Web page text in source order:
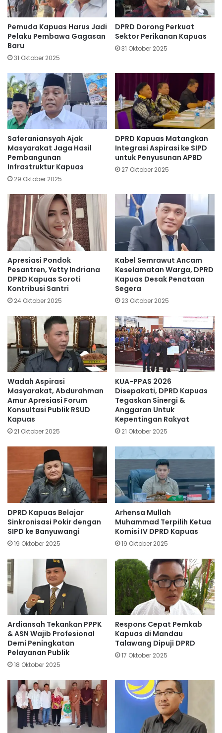
Pemuda Kapuas Harus Jadi
Pelaku Pembawa Gagasan
Baru
31 Oktober 2025
DPRD Dorong Perkuat
Sektor Perikanan Kapuas
31 Oktober 2025
Saferaniansyah Ajak
Masyarakat Jaga Hasil
Pembangunan
Infrastruktur Kapuas
29 Oktober 2025
DPRD Kapuas Matangkan
Integrasi Aspirasi ke SIPD
untuk Penyusunan APBD
27 Oktober 2025
Apresiasi Pondok
Pesantren, Yetty Indriana
DPRD Kapuas Soroti
Kontribusi Santri
24 Oktober 2025
Kabel Semrawut Ancam
Keselamatan Warga, DPRD
Kapuas Desak Penataan
Segera
23 Oktober 2025
Wadah Aspirasi
Masyarakat, Abdurahman
Amur Apresiasi Forum
Konsultasi Publik RSUD
Kapuas
21 Oktober 2025
KUA-PPAS 2026
Disepakati, DPRD Kapuas
Tegaskan Sinergi &
Anggaran Untuk
Kepentingan Rakyat
21 Oktober 2025
DPRD Kapuas Belajar
Sinkronisasi Pokir dengan
SIPD ke Banyuwangi
19 Oktober 2025
Arhensa Mullah
Muhammad Terpilih Ketua
Komisi IV DPRD Kapuas
19 Oktober 2025
Ardiansah Tekankan PPPK
& ASN Wajib Profesional
Demi Peningkatan
Pelayanan Publik
18 Oktober 2025
Respons Cepat Pemkab
Kapuas di Mandau
Talawang Dipuji DPRD
17 Oktober 2025